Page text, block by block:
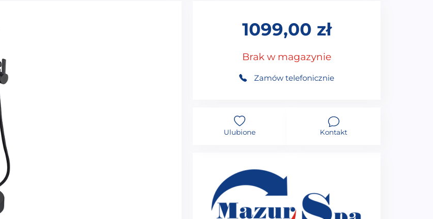
1099,00 zł
Brak w magazynie
Zamów telefonicznie
Ulubione Kontakt